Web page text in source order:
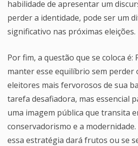
habilidade de apresentar um
perder a identidade, pode ser um
significativo nas próximas eleições.
Por fim, a questão que se coloca é:
manter esse equilíbrio sem perder
eleitores mais fervorosos de sua
tarefa desafiadora, mas essencial
uma imagem pública que transita
conservadorismo e a
essa estratégia dará frutos ou se